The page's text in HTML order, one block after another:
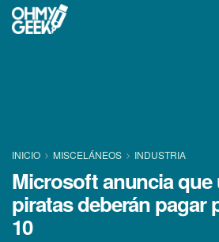
INICIO MISCELÁNEOS INDUSTRIA
Microsoft anuncia
piratas deberán pagar
10